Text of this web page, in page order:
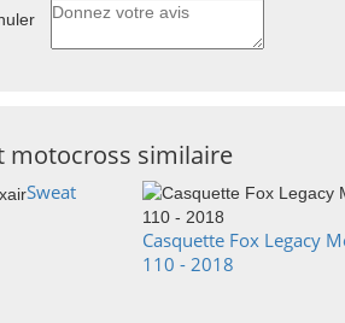
motocross similaire
Sweat
Casquette Fox Legacy
110 - 2018